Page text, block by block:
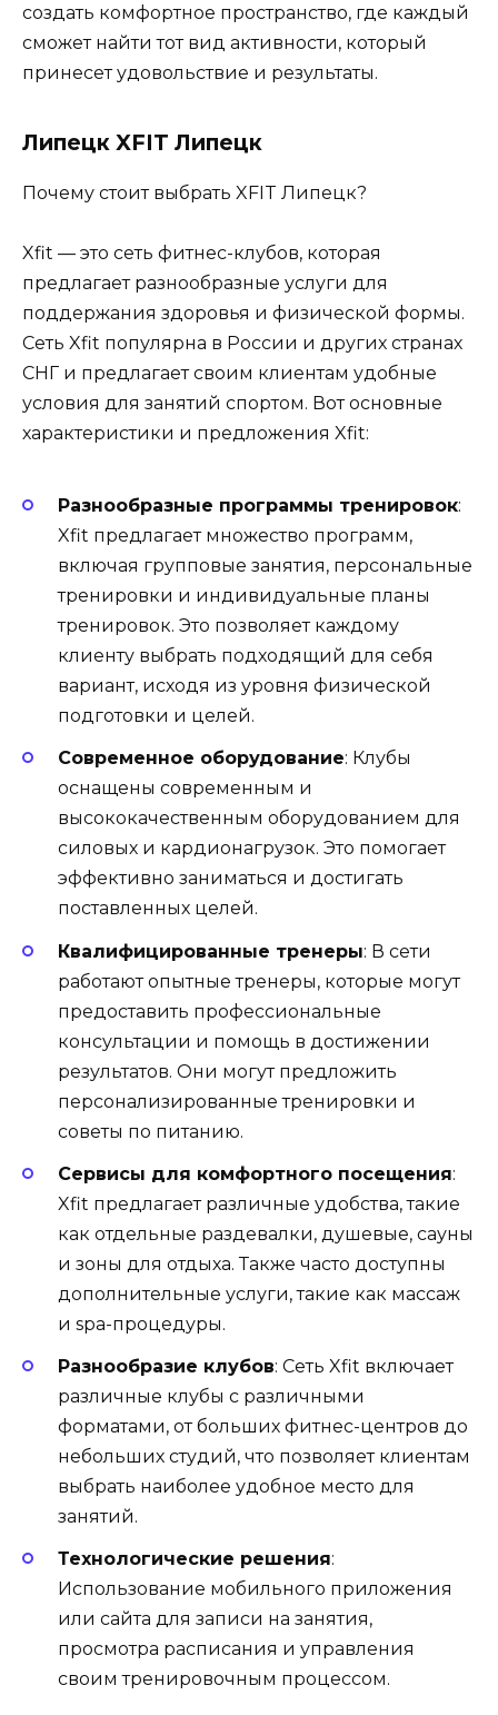
создать комфортное пространство, где каждый
сможет найти тот вид активности, который
принесет удовольствие и результаты.
Липецк XFIT Липецк
Почему стоит выбрать XFIT Липецк?
Xfit — это сеть фитнес-клубов, которая
предлагает разнообразные услуги для
поддержания здоровья и физической формы.
Сеть Xfit популярна в России и других странах
СНГ и предлагает своим клиентам удобные
условия для занятий спортом. Вот основные
характеристики и предложения Xfit:
Разнообразные программы тренировок:
Xfit предлагает множество программ,
включая групповые занятия, персональные
тренировки и индивидуальные планы
тренировок. Это позволяет каждому
клиенту выбрать подходящий для себя
вариант, исходя из уровня физической
подготовки и целей.
Современное оборудование: Клубы
оснащены современным и
высококачественным оборудованием для
силовых и кардионагрузок. Это помогает
эффективно заниматься и достигать
поставленных целей.
Квалифицированные тренеры: В сети
работают опытные тренеры, которые могут
предоставить профессиональные
консультации и помощь в достижении
результатов. Они могут предложить
персонализированные тренировки и
советы по питанию.
Сервисы для комфортного посещения:
Xfit предлагает различные удобства, такие
как отдельные раздевалки, душевые, сауны
и зоны для отдыха. Также часто доступны
дополнительные услуги, такие как массаж
и spa-процедуры.
Разнообразие клубов: Сеть Xfit включает
различные клубы с различными
форматами, от больших фитнес-центров до
небольших студий, что позволяет клиентам
выбрать наиболее удобное место для
занятий.
Технологические решения:
Использование мобильного приложения
или сайта для записи на занятия,
просмотра расписания и управления
своим тренировочным процессом.